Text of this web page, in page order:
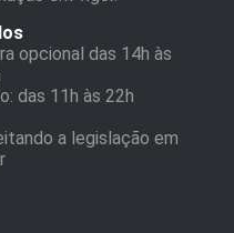
opcional das 14h às
das 11h às 22h
a legislação em